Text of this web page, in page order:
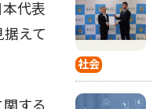
代表
えて
する
社会